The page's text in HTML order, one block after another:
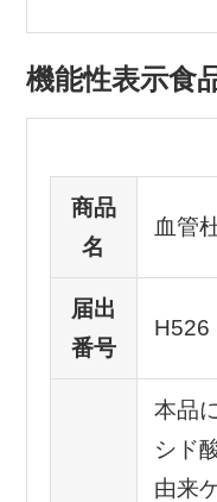
機能性表示食
商品
名
血管
届出
番号
H526
本品
シド
由来